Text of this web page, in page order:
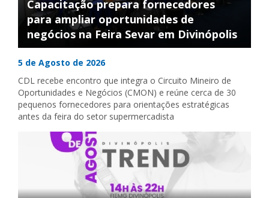
Capacitação prepara fornecedores
para ampliar oportunidades de
negócios na Feira Sevar em Divinópolis
5 de Agosto de 2026
CDL recebe encontro que integra o Circuito Mineiro de
Oportunidades e Negócios (CMON) e reúne cerca de 30
pequenos fornecedores para orientações estratégicas
antes da feira do setor supermercadista